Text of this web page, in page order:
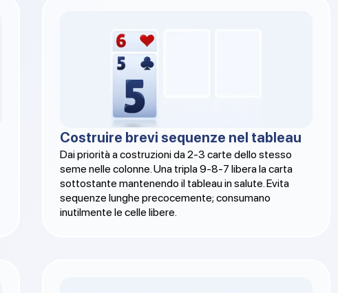
Costruire brevi sequenze nel tableau
Dai priorità a costruzioni da 2-3 carte dello stesso
seme nelle colonne. Una tripla 9-8-7 libera la carta
sottostante mantenendo il tableau in salute. Evita
sequenze lunghe precocemente; consumano
inutilmente le celle libere.